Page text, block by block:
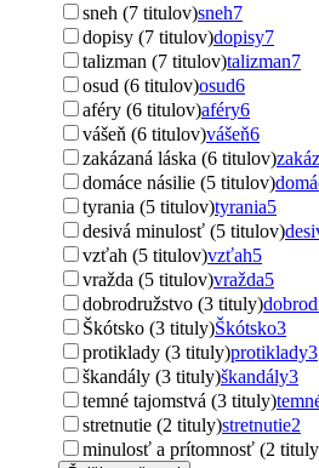
sneh (7 titulov)sneh7
dopisy (7 titulov)dopisy7
talizman (7 titulov)talizman7
osud (6 titulov)osud6
aféry (6 titulov)aféry6
vášeň (6 titulov)vášeň6
zakázaná láska (6 titulov)
domáce násilie (5 titulov)
tyrania (5 titulov)tyrania5
desivá minulosť (5 titulov)
vzťah (5 titulov)vzťah5
vražda (5 titulov)vražda5
dobrodružstvo (3 tituly)
Škótsko (3 tituly)Škótsko3
protiklady (3 tituly)protiklady3
škandály (3 tituly)škandály3
temné tajomstvá (3 tituly)
stretnutie (2 tituly)stretnutie2
minulosť a prítomnosť (2